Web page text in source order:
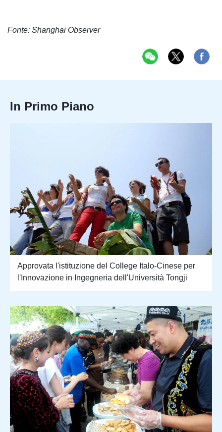
Fonte: Shanghai Observer
In Primo Piano
Approvata l'istituzione del College Italo-Cinese per
l'Innovazione in Ingegneria dell'Università Tongji